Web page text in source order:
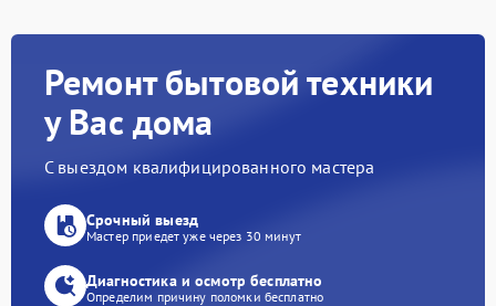
Ремонт бытовой техники
у Вас дома
С выездом квалифицированного мастера
Срочный выезд
Мастер приедет уже через 30 минут
Диагностика и осмотр бесплатно
Определим причину поломки бесплатно